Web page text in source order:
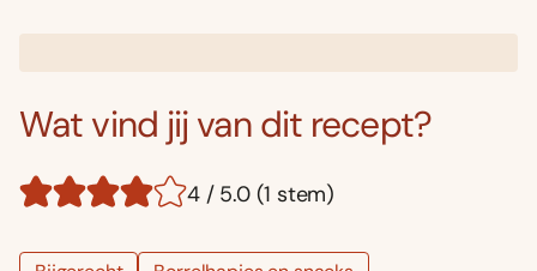
Wat vind jij van dit recept?
4 / 5.0 (1 stem)